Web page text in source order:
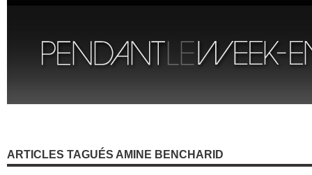
ARTICLES TAGUÉS AMINE BENCHARID